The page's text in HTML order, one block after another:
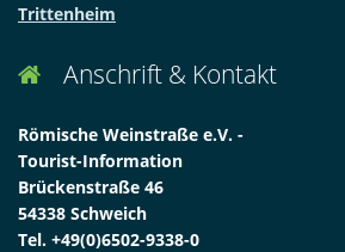
Trittenheim
 Anschrift & Kontakt
Römische Weinstraße e.V. -
Tourist-Information
Brückenstraße 46
54338 Schweich
Tel. +49(0)6502-9338-0